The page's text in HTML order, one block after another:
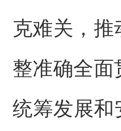
克难关，推
整准确全面
统筹发展和